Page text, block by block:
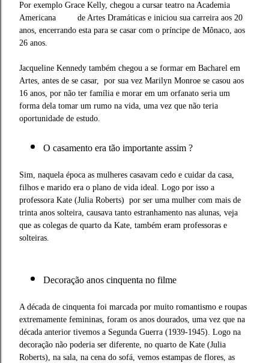
Por exemplo Grace Kelly, chegou a cursar teatro na Academia
Americana de Artes Dramáticas e iniciou sua carreira aos 20
anos, encerrando esta para se casar com o príncipe de Mônaco, aos
26 anos.
Jacqueline Kennedy também chegou a se formar em Bacharel em
Artes, antes de se casar, por sua vez Marilyn Monroe se casou aos
16 anos, por não ter família e morar em um orfanato seria um
forma dela tomar um rumo na vida, uma vez que não teria
oportunidade de estudo.
O casamento era tão importante assim ?
Sim, naquela época as mulheres casavam cedo e cuidar da casa,
filhos e marido era o plano de vida ideal. Logo por isso a
professora Kate (Julia Roberts) por ser uma mulher com mais de
trinta anos solteira, causava tanto estranhamento nas alunas, veja
que as colegas de quarto da Kate, também eram professoras e
solteiras.
Decoração anos cinquenta no filme
A década de cinquenta foi marcada por muito romantismo e roupas
extremamente femininas, foram os anos dourados, uma vez que na
década anterior tivemos a Segunda Guerra (1939-1945). Logo na
decoração não poderia ser diferente, no quarto de Kate (Julia
Roberts), na sala, na cena do sofá, vemos estampas de flores, as